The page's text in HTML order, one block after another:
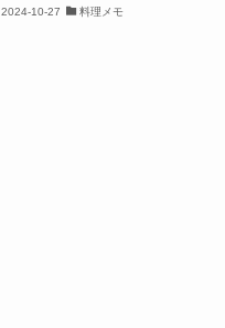
2024-10-27 料理メモ